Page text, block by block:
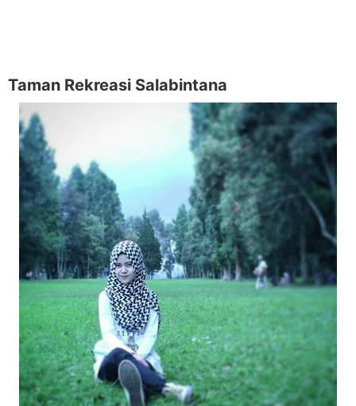
Taman Rekreasi Salabintana